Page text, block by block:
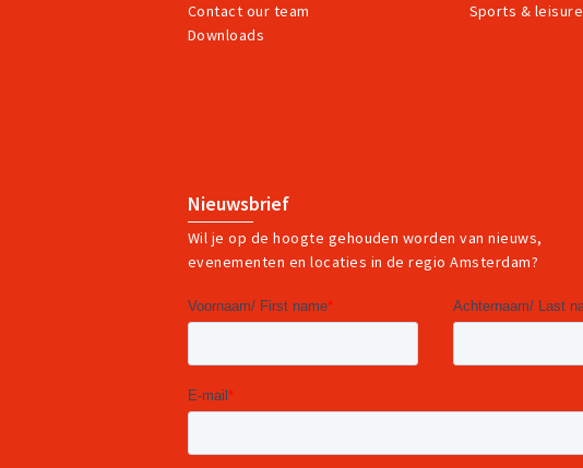
Contact our team
Downloads
Sports & leisure
Nieuwsbrief
Wil je op de hoogte gehouden worden van nieuws,
evenementen en locaties in de regio Amsterdam?